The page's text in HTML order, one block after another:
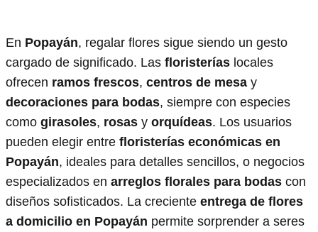
En Popayán, regalar flores sigue siendo un gesto
cargado de significado. Las floristerías locales
ofrecen ramos frescos, centros de mesa y
decoraciones para bodas, siempre con especies
como girasoles, rosas y orquídeas. Los usuarios
pueden elegir entre floristerías económicas en
Popayán, ideales para detalles sencillos, o negocios
especializados en arreglos florales para bodas con
diseños sofisticados. La creciente entrega de flores
a domicilio en Popayán permite sorprender a seres